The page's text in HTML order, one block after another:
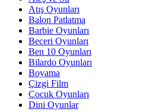
Atış Oyunları
Balon Patlatma
Barbie Oyunları
Beceri Oyunları
Ben 10 Oyunları
Bilardo Oyunları
Boyama
Çizgi Film
Çocuk Oyunları
Dini Oyunlar